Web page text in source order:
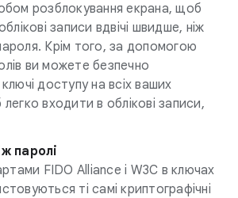
розблокування екрана, щоб
записи вдвічі швидше, ніж
Крім того, за допомогою
ви можете безпечно
доступу на всіх ваших
входити в облікові записи,
паролі
FIDO Alliance і W3C в ключах
ті самі криптографічні